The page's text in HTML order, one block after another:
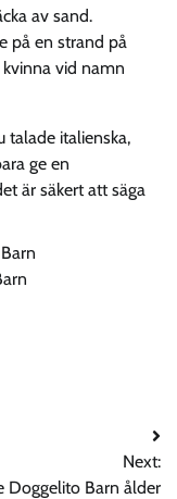
av sand.
på en strand på
vid namn
talade italienska,
ge en
är säkert att säga
Next:
Doggelito Barn ålder